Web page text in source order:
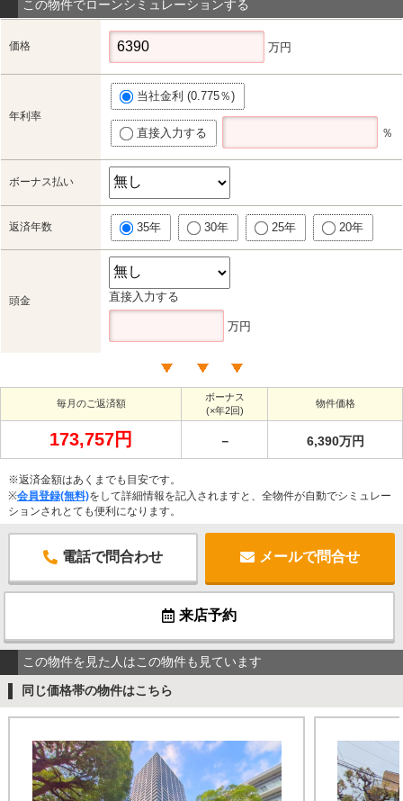
この物件でローンシミュレーションする
価格 万円
年利率
当社金利 (0.775％)
直接入力する ％
ボーナス払い
返済年数 35年 30年 25年 20年
頭金 直接入力する
万円
毎月のご返済額
ボーナス
(×年2回)
物件価格
173,757円 － 6,390万円
※返済金額はあくまでも目安です。
※会員登録(無料)をして詳細情報を記入されますと、全物件が自動でシミュレー
ションされとても便利になります。
電話で問合わせ メールで問合せ
来店予約
この物件を見た人はこの物件も見ています
同じ価格帯の物件はこちら